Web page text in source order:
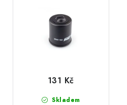
Skladem
131 Kč